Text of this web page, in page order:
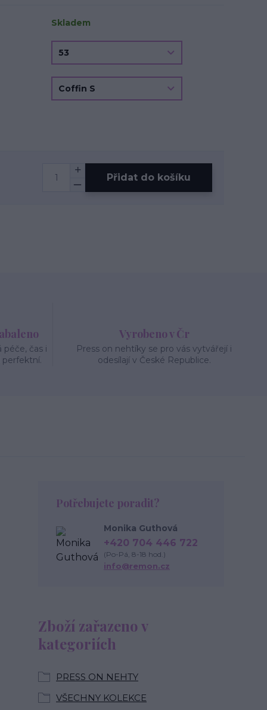
Skladem
Přidat do košíku
péče, čas i
perfektní.
Vyrobeno v Čr
Press on nehtíky se pro vás vytvářejí i
odesílají v České Republice.
Zboží zařazeno v
kategoriích
PRESS ON NEHTY
VŠECHNY KOLEKCE
Potřebujete poradit?
Monika Guthová
+420 704 446 722
(Po-Pá, 8-18 hod.)
info@remon.cz